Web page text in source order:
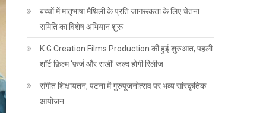
बच्चों में मातृभाषा मैथिली के प्रति जागरूकता के लिए चेतना
समिति का विशेष अभियान शुरू
K.G Creation Films Production की हुई शुरुआत, पहली
शॉर्ट फ़िल्म ‘फ़र्ज़ और राखी’ जल्द होगी रिलीज़
संगीत शिक्षायतन, पटना में गुरुपूजनोत्सव पर भव्य सांस्कृतिक
आयोजन